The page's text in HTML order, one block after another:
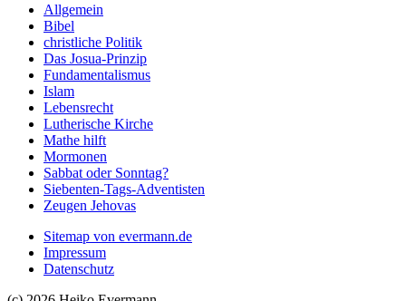
Allgemein
Bibel
christliche Politik
Das Josua-Prinzip
Fundamentalismus
Islam
Lebensrecht
Lutherische Kirche
Mathe hilft
Mormonen
Sabbat oder Sonntag?
Siebenten-Tags-Adventisten
Zeugen Jehovas
Sitemap von evermann.de
Impressum
Datenschutz